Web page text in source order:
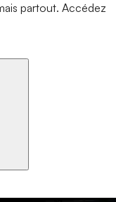
partout. Accédez